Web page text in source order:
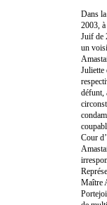
Dans
2003, à
Juif de
un
Juliette
défunt,
Cour
Maître